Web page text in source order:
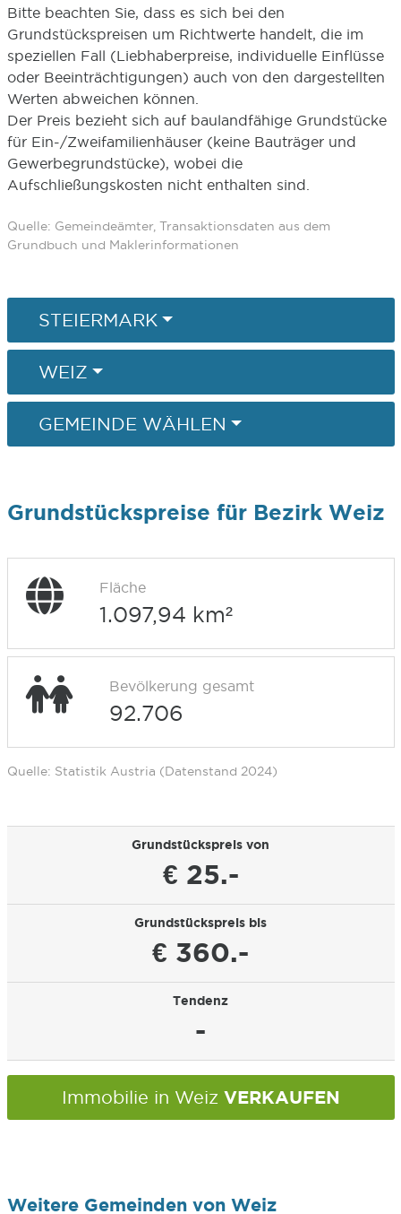
Bitte beachten Sie, dass es sich bei den
Grundstückspreisen um Richtwerte handelt, die im
speziellen Fall (Liebhaberpreise, individuelle Einflüsse
oder Beeinträchtigungen) auch von den dargestellten
Werten abweichen können.
Der Preis bezieht sich auf baulandfähige Grundstücke
für Ein-/Zweifamilienhäuser (keine Bauträger und
Gewerbegrundstücke), wobei die
Aufschließungskosten nicht enthalten sind.
Quelle: Gemeindeämter, Transaktionsdaten aus dem
Grundbuch und Maklerinformationen
STEIERMARK
WEIZ
GEMEINDE WÄHLEN
Grundstückspreise für Bezirk Weiz
Fläche
1.097,94 km²
Bevölkerung gesamt
92.706
Quelle: Statistik Austria (Datenstand 2024)
Grundstückspreis von
€ 25.-
Grundstückspreis bis
€ 360.-
Tendenz
-
Immobilie in Weiz VERKAUFEN
Weitere Gemeinden von Weiz